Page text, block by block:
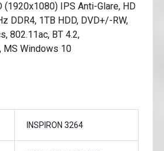
(1920x1080) IPS Anti-Glare, HD
DDR4, 1TB HDD, DVD+/-RW,
802.11ac, BT 4.2,
MS Windows 10
INSPIRON 3264